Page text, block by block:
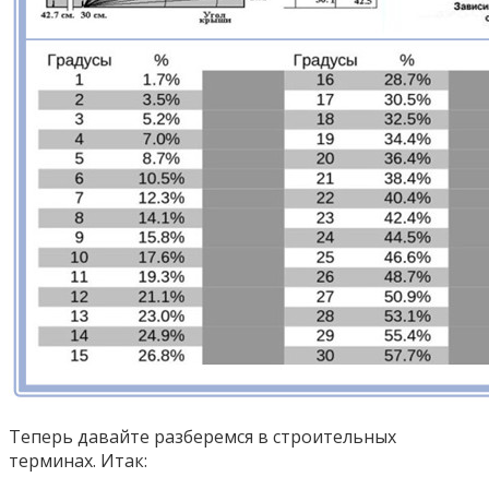
Теперь давайте разберемся в строительных
терминах. Итак: